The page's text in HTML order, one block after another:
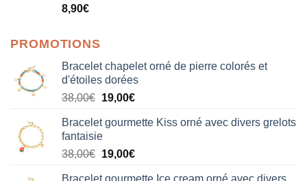
Note5.00
8,90€
PROMOTIONS
Bracelet chapelet orné de pierre colorés et
d'étoiles dorées
38,00€ Le
initial
était :
38,00€.
19,00€Le
actuel
19,00€.
Bracelet gourmette Kiss orné avec divers grelots
fantaisie
38,00€ Le
19,00€Le
Bracelet gourmette Ice cream orné avec divers